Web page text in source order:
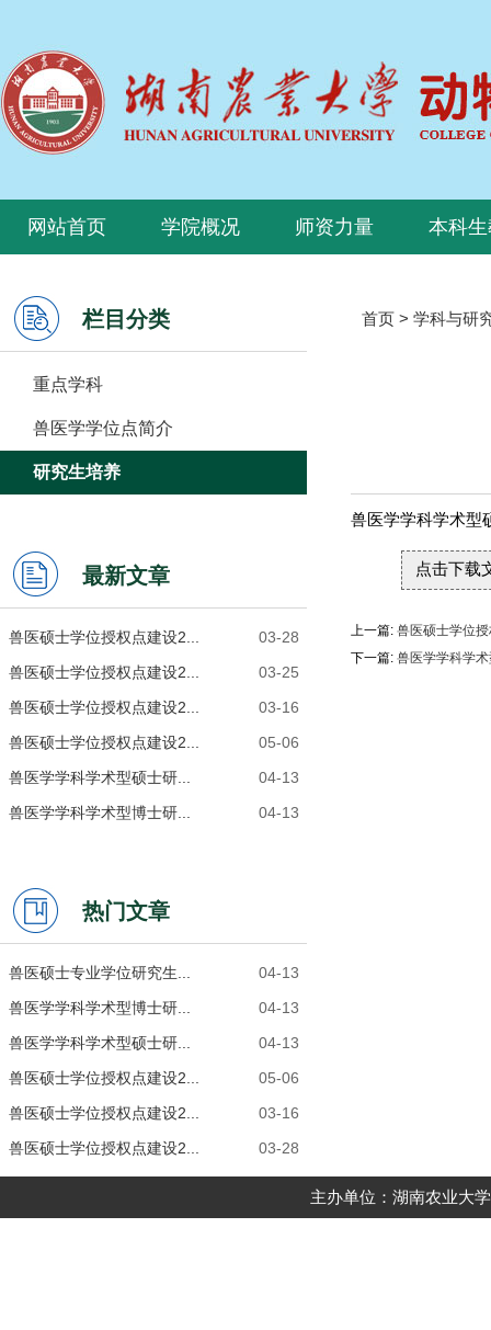
网站首页 学院概况 师资力量 本科
栏目分类
重点学科
兽医学学位点简介
研究生培养
最新文章
03-28
兽医硕士学位授权点建设2...
03-25
兽医硕士学位授权点建设2...
03-16
兽医硕士学位授权点建设2...
05-06
兽医硕士学位授权点建设2...
04-13
兽医学学科学术型硕士研...
04-13
兽医学学科学术型博士研...
热门文章
04-13
兽医硕士专业学位研究生...
04-13
兽医学学科学术型博士研...
04-13
兽医学学科学术型硕士研...
05-06
兽医硕士学位授权点建设2...
03-16
兽医硕士学位授权点建设2...
03-28
兽医硕士学位授权点建设2...
首页 > 学科与研
兽医学学科学术型
点击下载
上一篇: 兽医硕士学位
下一篇: 兽医学学科学
主办单位：湖南农业大